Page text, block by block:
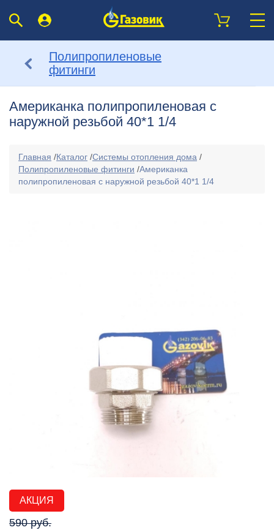
Полипропиленовые
фитинги
Американка полипропиленовая с
наружной резьбой 40*1 1/4
Главная /Каталог /Системы отопления дома /
Полипропиленовые фитинги /Американка
полипропиленовая с наружной резьбой 40*1 1/4
АКЦИЯ
590 руб.